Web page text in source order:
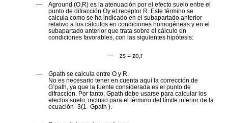
— Aground (O,R) es la atenuación por el efecto suelo entre el
punto de difracción Oy el receptor R . Este término se
calcula como se ha indicado en el subapartado anterior
relativo a los cálculos en condiciones homogéneas y en el
subapartado anterior que trata sobre el cálculo en
condiciones favorables, con las siguientes hipótesis:
— zs= zo,r
— Gpath se calcula entre Oy R
No es necesario tener en cuenta aquí la corrección de
G’path , ya que la fuente considerada es el punto de
difracción. Por tanto, Gpath debe usarse para calcular los
efectos suelo, incluso para el término del límite inferior de la
ecuación -3(1- Gpath ).